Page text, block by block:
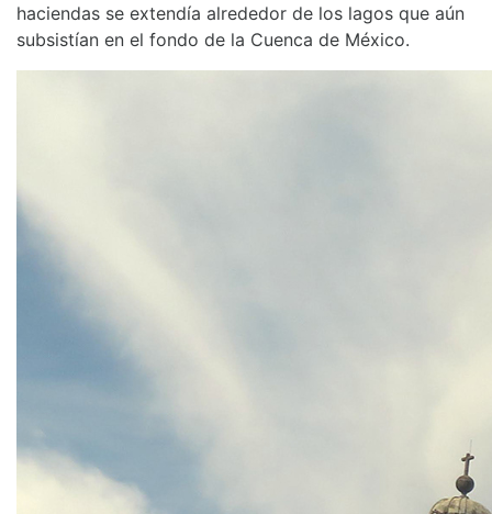
haciendas se extendía alrededor de los lagos que aún
subsistían en el fondo de la Cuenca de México.